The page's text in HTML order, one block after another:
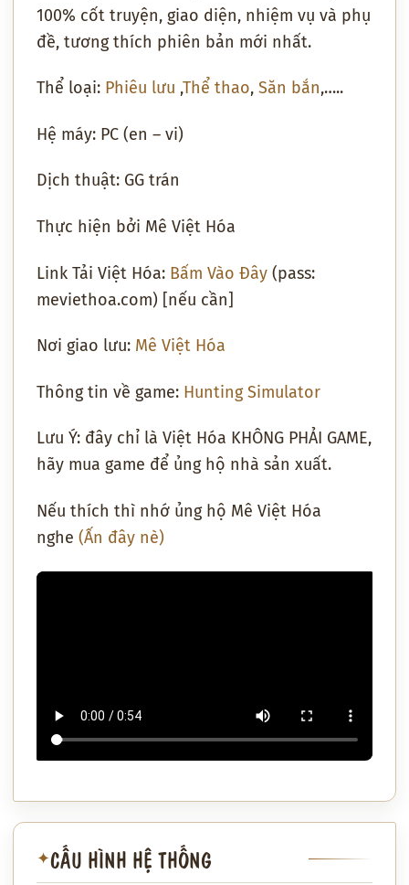
100% cốt truyện, giao diện, nhiệm vụ và phụ
đề, tương thích phiên bản mới nhất.
Thể loại: Phiêu lưu ,Thể thao, Săn bắn,…..
Hệ máy: PC (en – vi)
Dịch thuật: GG trán
Thực hiện bởi Mê Việt Hóa
Link Tải Việt Hóa: Bấm Vào Đây (pass:
meviethoa.com) [nếu cần]
Nơi giao lưu: Mê Việt Hóa
Thông tin về game: Hunting Simulator
Lưu Ý: đây chỉ là Việt Hóa KHÔNG PHẢI GAME,
hãy mua game để ủng hộ nhà sản xuất.
Nếu thích thì nhớ ủng hộ Mê Việt Hóa
nghe (Ấn đây nè)
✦CẤU HÌNH HỆ THỐNG